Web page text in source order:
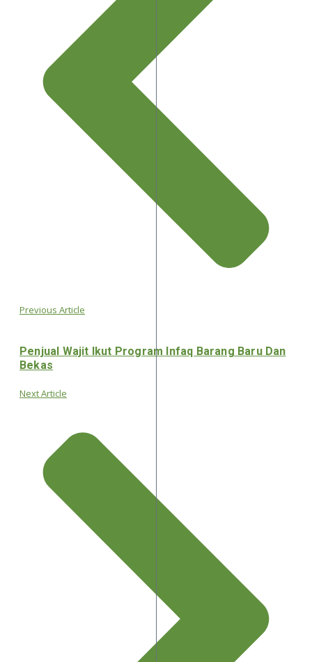
Previous Article
Penjual Wajit Ikut Program Infaq Barang Baru Dan
Bekas
Next Article